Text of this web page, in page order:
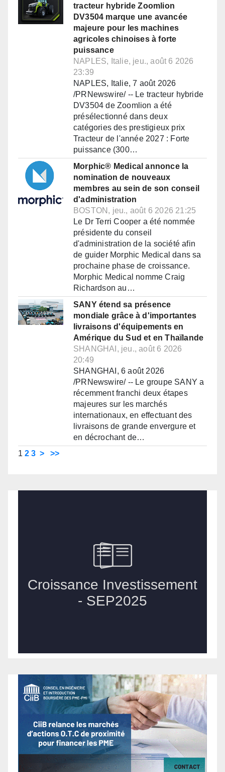
tracteur hybride Zoomlion
DV3504 marque une avancée
majeure pour les machines
agricoles chinoises à forte
puissance
NAPLES, Italie, jeu., août 6 2026
23:39
NAPLES, Italie, 7 août 2026
/PRNewswire/ -- Le tracteur hybride
DV3504 de Zoomlion a été
présélectionné dans deux
catégories des prestigieux prix
Tracteur de l'année 2027 : Forte
puissance (300…
Morphic® Medical annonce la
nomination de nouveaux
membres au sein de son conseil
d'administration
BOSTON, jeu., août 6 2026 21:25
Le Dr Terri Cooper a été nommée
présidente du conseil
d'administration de la société afin
de guider Morphic Medical dans sa
prochaine phase de croissance.
Morphic Medical nomme Craig
Richardson au…
SANY étend sa présence
mondiale grâce à d'importantes
livraisons d'équipements en
Amérique du Sud et en Thaïlande
SHANGHAI, jeu., août 6 2026
20:49
SHANGHAI, 6 août 2026
/PRNewswire/ -- Le groupe SANY a
récemment franchi deux étapes
majeures sur les marchés
internationaux, en effectuant des
livraisons de grande envergure et
en décrochant de…
1 2 3 > >>